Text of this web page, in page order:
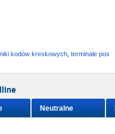
kodów kreskowych terminale pos
Neutralne